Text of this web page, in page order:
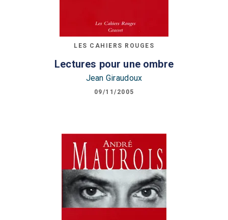
LES CAHIERS ROUGES
Lectures pour une ombre
Jean Giraudoux
09/11/2005